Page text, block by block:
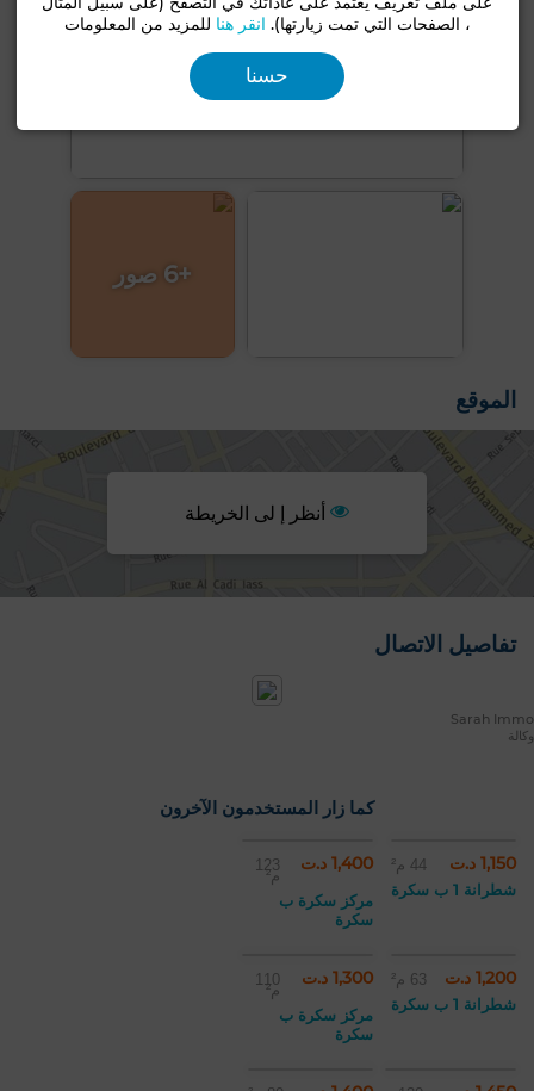
+6 صور
الموقع
أنظر إ لى الخريطة
تفاصيل الاتصال
Sarah Immo
وكالة
كما زار المستخدمون الآخرون
1,150 د.ت 44 م²
شطرانة 1 ب سكرة
1,400 د.ت 123
م²
مركز سكرة ب
سكرة
1,200 د.ت 63 م²
شطرانة 1 ب سكرة
1,300 د.ت 110
م²
مركز سكرة ب
سكرة
، الصفحات التي تمت زيارتها). انقر هنا للمزيد من المعلومات
حسنا